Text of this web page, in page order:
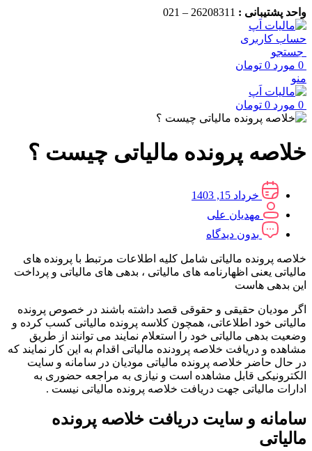
واحد پشتیبانی :
حساب کاربری
جستجو
0 مورد 0 تومان
منو
0 مورد 0 تومان
خلاصه پرونده مالیاتی چیست ؟
خرداد 15, 1403
مهدیان علی
بدون دیدگاه
خلاصه پرونده مالیاتی شامل کلیه اطلاعات مرتبط با پرونده های
مالیاتی یعنی اظهارنامه های مالیاتی ، بدهی های مالیاتی و پرداخت
این بدهی هاست
اگر مودیان حقیقی و حقوقی قصد داشته باشند در خصوص پرونده
مالیاتی خود اطلاعاتی، همچون کلاسه پرونده مالیاتی کسب کرده و
وضعیت بدهی مالیاتی خود را استعلام نمایند می توانند از طریق
مشاهده و دریافت خلاصه پرودنده مالیاتی اقدام به این کار نمایند که
در حال حاضر خلاصه پرونده مالیاتی مودیان در سامانه و سایت
الکترونیکی قابل مشاهده است و نیازی به مراجعه حضوری به
ادارات مالیاتی جهت دریافت خلاصه پرونده مالیاتی نیست .
سامانه و سایت دریافت خلاصه پرونده
مالیاتی